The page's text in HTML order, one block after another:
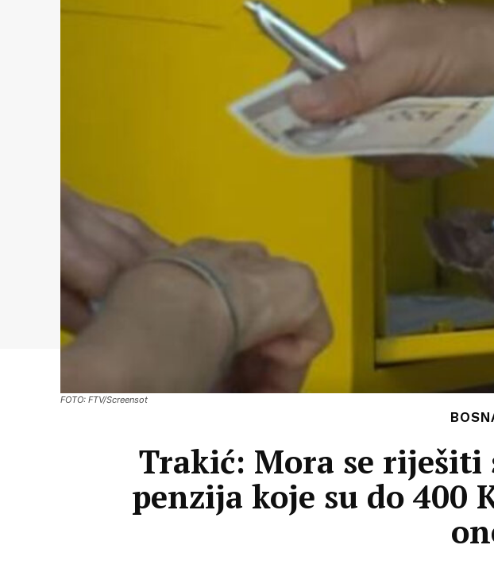
FOTO: FTV/Screensot
Trakić: Mora se
penzija koje su do 400